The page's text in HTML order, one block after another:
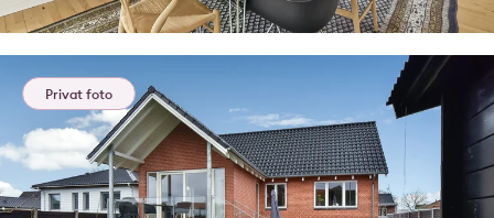
Privat foto